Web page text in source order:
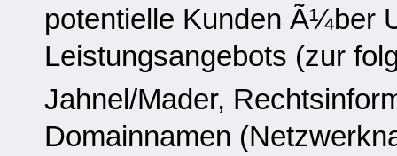
potentielle Kunden Ã¼ber
Leistungsangebots (zur
Jahnel/Mader,
Domainnamen